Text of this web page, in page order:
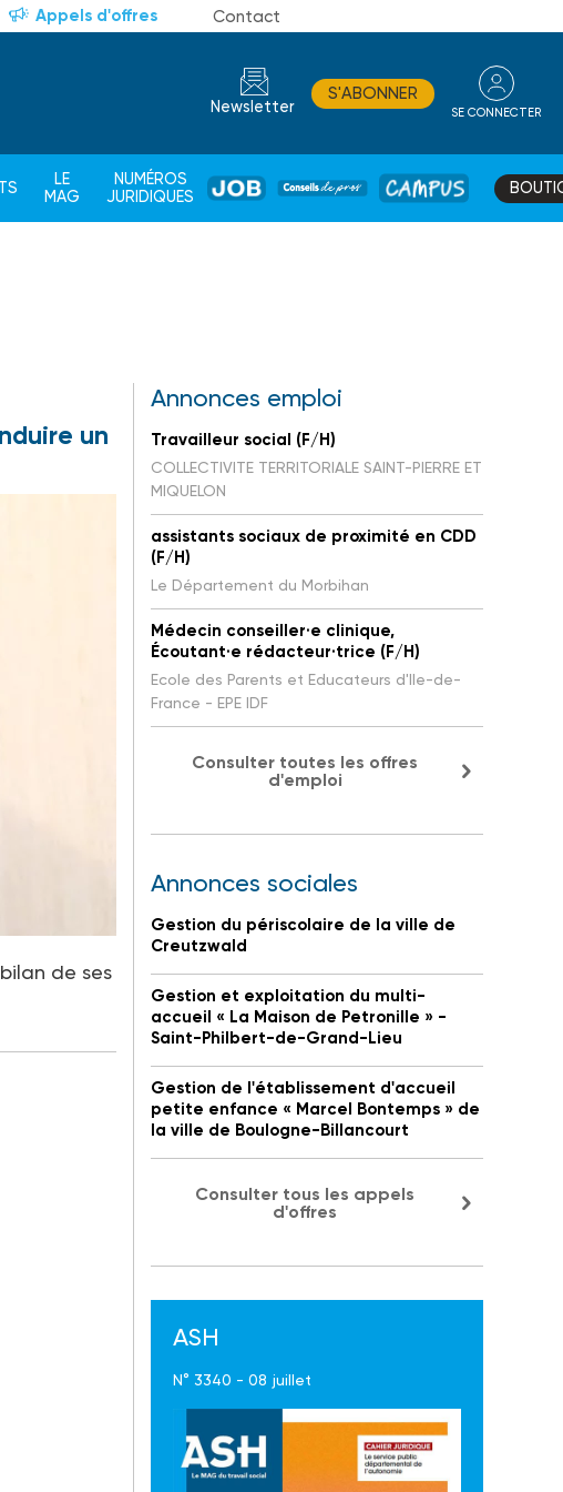
Appels d'offres Contact
Newsletter
S'ABONNER
SE CONNECTER
LE
MAG
NUMÉROS
JURIDIQUES
JOB
DE
CAMPUS
un
de ses
Annonces emploi
Travailleur social (F/H)
COLLECTIVITE TERRITORIALE SAINT-PIERRE ET
MIQUELON
assistants sociaux de proximité en CDD
(F/H)
Le Département du Morbihan
Médecin conseiller·e clinique,
Écoutant·e rédacteur·trice (F/H)
Ecole des Parents et Educateurs d'Ile-de-
France - EPE IDF
Consulter toutes les offres
d'emploi
Annonces sociales
Gestion du périscolaire de la ville de
Creutzwald
Gestion et exploitation du multi-
accueil « La Maison de Petronille » -
Saint-Philbert-de-Grand-Lieu
Gestion de l'établissement d'accueil
petite enfance « Marcel Bontemps » de
la ville de Boulogne-Billancourt
Consulter tous les appels
d'offres
ASH
N° 3340 - 08 juillet